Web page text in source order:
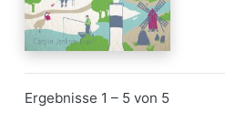
Ergebnisse 1 – 5 von 5